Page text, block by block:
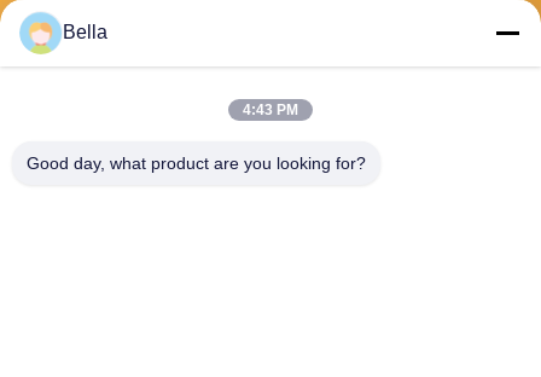
Bella
4:43 PM
Good day, what product are you looking for?